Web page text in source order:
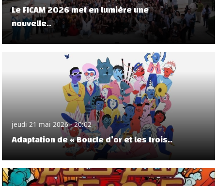
Le FICAM 2026 met en lumière une
nouvelle..
jeudi 21 mai 2026 - 20:02
Adaptation de « Boucle d’or et les trois..